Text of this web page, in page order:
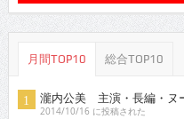
月間TOP10 総合TOP10
瀧内公美 主演・長編・ヌ
2014/10/16 に投稿された